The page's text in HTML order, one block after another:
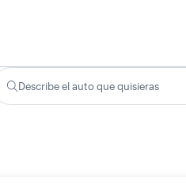
Describe el auto que quisieras